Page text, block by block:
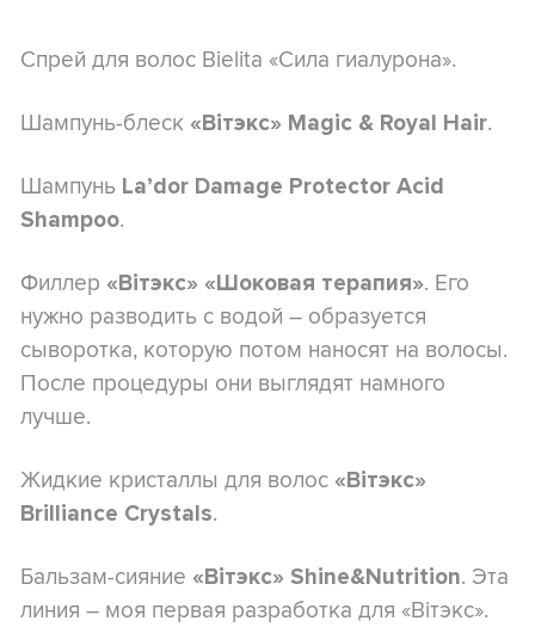
Спрей для волос Bielita «Сила гиалурона».
Шампунь-блеск «Вітэкс» Magic & Royal Hair.
Шампунь La’dor Damage Protector Acid
Shampoo.
Филлер «Вітэкс» «Шоковая терапия». Его
нужно разводить с водой – образуется
сыворотка, которую потом наносят на волосы.
После процедуры они выглядят намного
лучше.
Жидкие кристаллы для волос «Вітэкс»
Brilliance Crystals.
Бальзам-сияние «Вітэкс» Shine&Nutrition. Эта
линия – моя первая разработка для «Вітэкс».